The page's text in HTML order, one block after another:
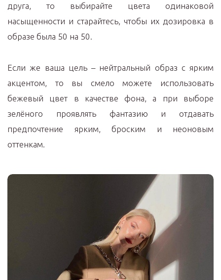
друга, то выбирайте цвета одинаковой
насыщенности и старайтесь, чтобы их дозировка в
образе была 50 на 50.
Если же ваша цель – нейтральный образ с ярким
акцентом, то вы смело можете использовать
бежевый цвет в качестве фона, а при выборе
зелёного проявлять фантазию и отдавать
предпочтение ярким, броским и неоновым
оттенкам.